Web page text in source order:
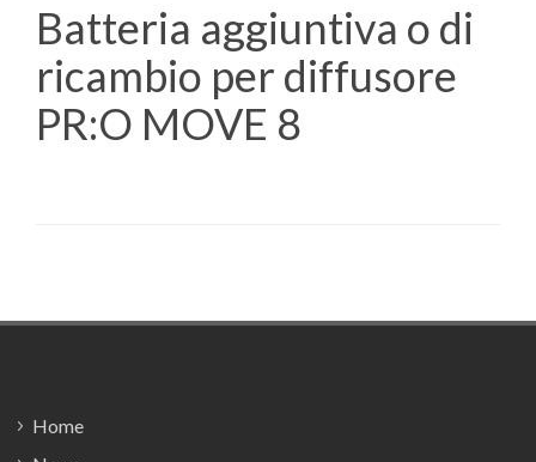
Batteria aggiuntiva o di
ricambio per diffusore
PR:O MOVE 8
Home